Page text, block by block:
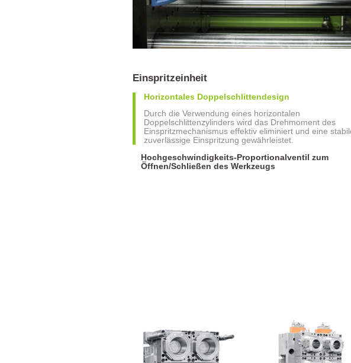
Einspritzeinheit
Horizontales Doppelschlittendesign
Durch die Verwendung eines horizontalen
Doppelschlittenzylinders wird das Drehmoment des
Einspritzmechanismus effektiv eliminiert und eine
zuverlässige Einspritzung gewährleistet.
Hochgeschwindigkeits-Proportionalventil zum
Öffnen/Schließen des Werkzeugs